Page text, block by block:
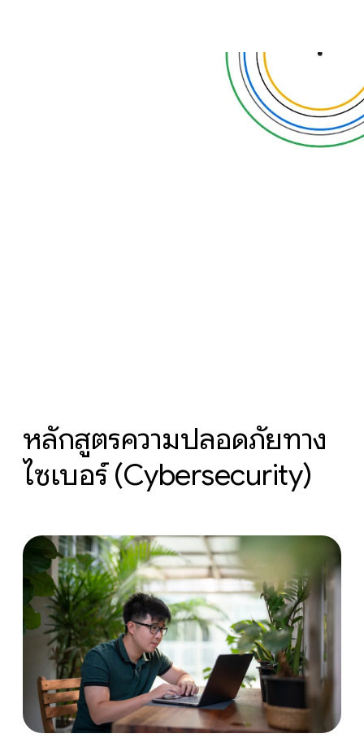
หลักสูตรความปลอดภัยทาง
ไซเบอร์ (Cybersecurity)